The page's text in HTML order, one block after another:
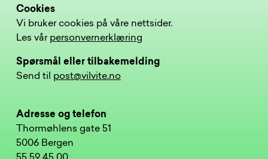
Cookies
Vi bruker cookies på våre nettsider.
Les vår personvernerklæring
Spørsmål eller tilbakemelding
Send til post@vilvite.no
Adresse og telefon
Thormøhlens gate 51
5006 Bergen